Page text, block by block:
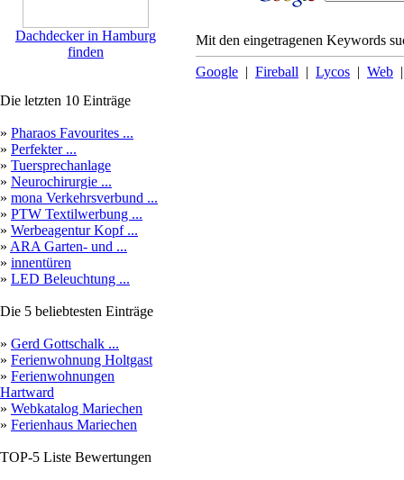
Dachdecker in Hamburg
finden
Die letzten 10 Einträge
» Pharaos Favourites ...
» Perfekter ...
» Tuersprechanlage
» Neurochirurgie ...
» mona Verkehrsverbund ...
» PTW Textilwerbung ...
» Werbeagentur Kopf ...
» ARA Garten- und ...
» innentüren
» LED Beleuchtung ...
Die 5 beliebtesten Einträge
» Gerd Gottschalk ...
» Ferienwohnung Holtgast
» Ferienwohnungen
Hartward
» Webkatalog Mariechen
» Ferienhaus Mariechen
TOP-5 Liste Bewertungen
Mit den eingetragenen Keywords
Google | Fireball | Lycos | Web